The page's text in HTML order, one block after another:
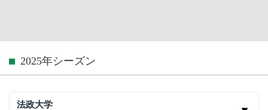
2025年シーズン
法政大学